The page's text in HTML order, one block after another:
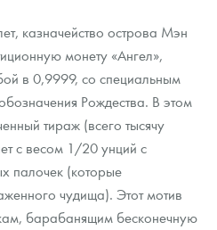
глубин"
монет
персональных данных
казначейство острова Мэн
монету «Ангел»,
в 0,9999, со специальным
Рождества. В этом
тираж (всего тысячу
с весом 1/20 унций с
палочек (которые
чудища). Этот мотив
барабанящим бесконечную